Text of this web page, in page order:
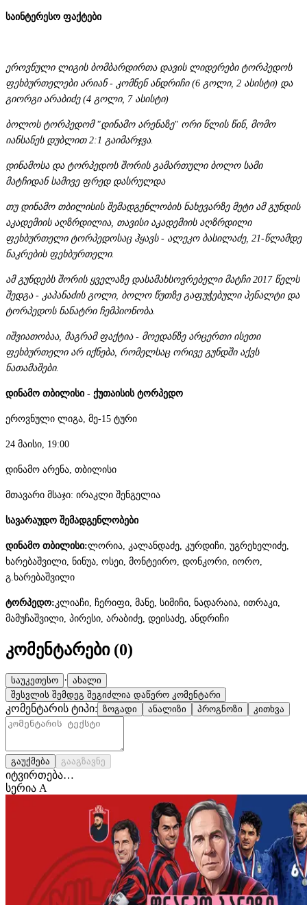
საინტერესო ფაქტები
ეროვნული ლიგის ბომბარდირთა დავის ლიდერები ტორპედოს
ფეხბურთელები არიან - კომნენ ანდრიჩი (6 გოლი, 2 ასისტი) და
გიორგი არაბიძე (4 გოლი, 7 ასისტი)
ბოლოს ტორპედომ "დინამო არენაზე" ორი წლის წინ, მომო
იანსანეს დუბლით 2:1 გაიმარჯვა.
დინამოსა და ტორპედოს შორის გამართული ბოლო სამი
მატჩიდან სამივე ფრედ დასრულდა
თუ დინამო თბილისის შემადგენლობის ნახევარზე მეტი ამ გუნდის
აკადემიის აღზრდილია, თავისი აკადემიის აღზრდილი
ფეხბურთელი ტორპედოსაც ჰყავს - ალეკო ბასილაძე, 21-წლამდე
ნაკრების ფეხბურთელი.
ამ გუნდებს შორის ყველაზე დასამახსოვრებელი მატჩი 2017 წელს
შედგა - კაპანაძის გოლი, ბოლო წუთზე გაფუჭებული პენალტი და
ტორპედოს ნანატრი ჩემპიონობა.
იშვიათობაა, მაგრამ ფაქტია - მოედანზე არცერთი ისეთი
ფეხბურთელი არ იქნება, რომელსაც ორივე გუნდში აქვს
ნათამაშები.
დინამო თბილისი - ქუთაისის ტორპედო
ეროვნული ლიგა, მე-15 ტური
24 მაისი, 19:00
დინამო არენა, თბილისი
მთავარი მსაჯი: ირაკლი შენგელია
სავარაუდო შემადგენლობები
დინამო თბილისი:ლორია, კალანდაძე, კურდიჩი, უგრეხელიძე,
ხარებაშვილი, ნინუა, ოსეი, მონტეირო, დონკორი, იორო,
გ.ხარებაშვილი
ტორპედო:კლიაჩი, ჩერიფი, მანე, სიმიჩი, ნადარაია, ითრაკი,
მამუჩაშვილი, პირესი, არაბიძე, დეისაძე, ანდრიჩი
კომენტარები (0)
საუკეთესო · ახალი
შესვლის შემდეგ შეგიძლია დაწერო კომენტარი
კომენტარის ტიპი: ზოგადი ანალიზი პროგნოზი კითხვა
გაუქმება გააგზავნე
იტვირთება…
სერია A